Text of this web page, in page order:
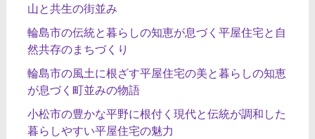
山と共生の街並み
輪島市の伝統と暮らしの知恵が息づく平屋住宅と自
然共存のまちづくり
輪島市の風土に根ざす平屋住宅の美と暮らしの知恵
が息づく町並みの物語
小松市の豊かな平野に根付く現代と伝統が調和した
暮らしやすい平屋住宅の魅力